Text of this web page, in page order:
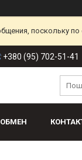
поскольку
+380 (95) 702-51-41